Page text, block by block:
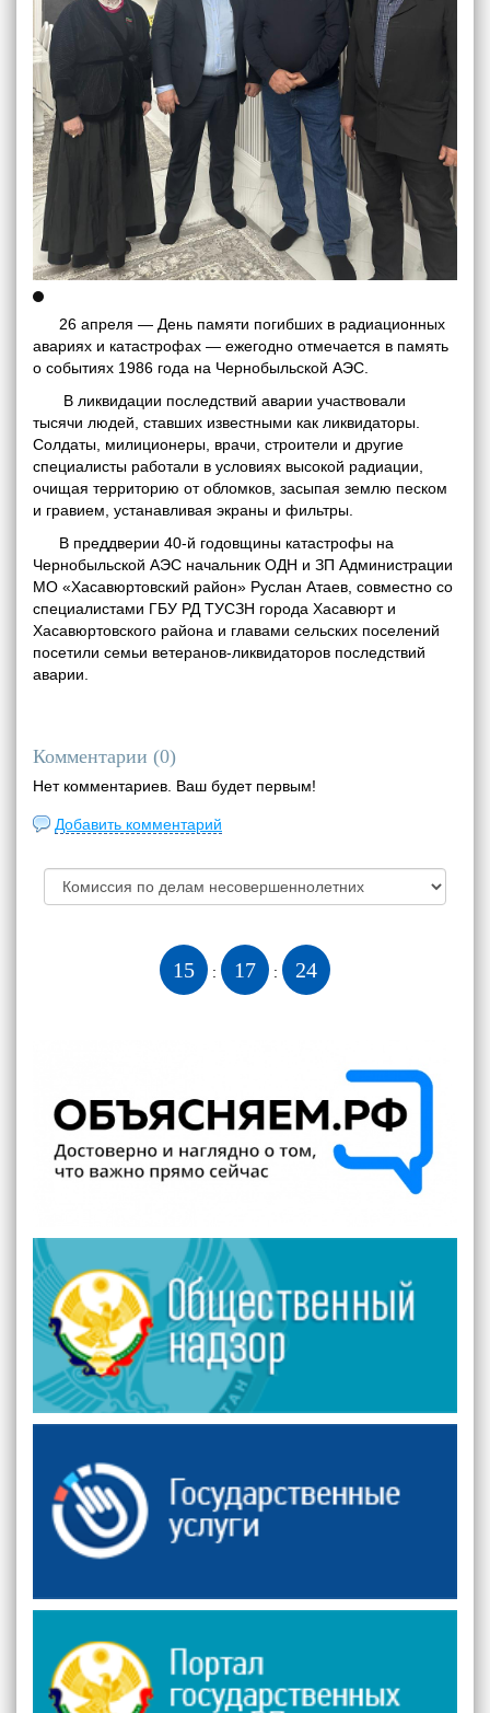
26 апреля — День памяти погибших в радиационных
авариях и катастрофах — ежегодно отмечается в память
о событиях 1986 года на Чернобыльской АЭС.
В ликвидации последствий аварии участвовали
тысячи людей, ставших известными как ликвидаторы.
Солдаты, милиционеры, врачи, строители и другие
специалисты работали в условиях высокой радиации,
очищая территорию от обломков, засыпая землю песком
и гравием, устанавливая экраны и фильтры.
В преддверии 40-й годовщины катастрофы на
Чернобыльской АЭС начальник ОДН и ЗП Администрации
МО «Хасавюртовский район» Руслан Атаев, совместно со
специалистами ГБУ РД ТУСЗН города Хасавюрт и
Хасавюртовского района и главами сельских поселений
посетили семьи ветеранов-ликвидаторов последствий
аварии.
Комментарии (0)
Нет комментариев. Ваш будет первым!
Добавить комментарий
15 : 17 : 25